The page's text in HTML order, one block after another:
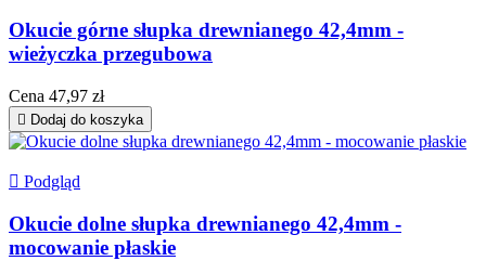
Okucie górne słupka drewnianego 42,4mm -
wieżyczka przegubowa
Cena 47,97 zł
 Dodaj do koszyka
 Podgląd
Okucie dolne słupka drewnianego 42,4mm -
mocowanie płaskie